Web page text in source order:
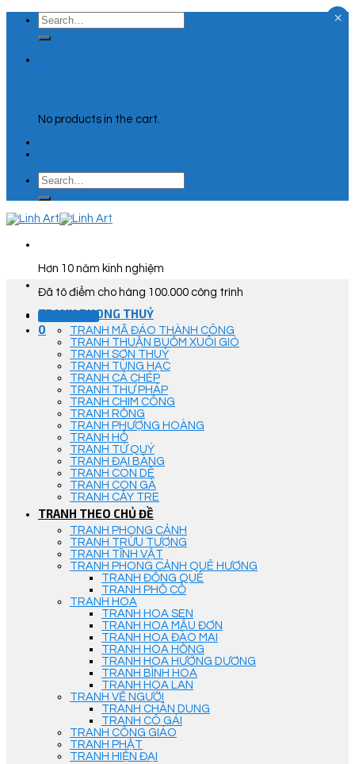
Skip
content
Search
for:
No products in the cart.
Search
for:
Hơn 10 năm kinh nghiệm
Đã tô điểm cho hàng 100.000 công trình
Góc Tư Vấn
0
TRANH PHONG THUỶ
TRANH MÃ ĐÁO THÀNH CÔNG
TRANH THUẬN BUỒM XUÔI GIÓ
TRANH SƠN THUỶ
TRANH TÙNG HẠC
TRANH CÁ CHÉP
TRANH THƯ PHÁP
TRANH CHIM CÔNG
TRANH RỒNG
TRANH PHƯỢNG HOÀNG
TRANH HỔ
TRANH TỨ QUÝ
TRANH ĐẠI BÀNG
TRANH CON DÊ
TRANH CON GÀ
TRANH CÂY TRE
TRANH THEO CHỦ ĐỀ
TRANH PHONG CẢNH
TRANH TRỪU TƯỢNG
TRANH TĨNH VẬT
TRANH PHONG CẢNH QUÊ HƯƠNG
TRANH ĐỒNG QUÊ
TRANH PHỐ CỔ
TRANH HOA
TRANH HOA SEN
TRANH HOA MẪU ĐƠN
TRANH HOA ĐÀO MAI
TRANH HOA HỒNG
TRANH HOA HƯỚNG DƯƠNG
TRANH BÌNH HOA
TRANH HOA LAN
TRANH VẼ NGƯỜI
TRANH CHÂN DUNG
TRANH CÔ GÁI
TRANH CÔNG GIÁO
TRANH PHẬT
TRANH HIỆN ĐẠI
×